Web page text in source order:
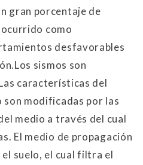
gran porcentaje de
como
desfavorables
Los sismos son
características del
modificadas por las
medio a través del cual
El medio de propagación
el suelo, el cualfiltra el